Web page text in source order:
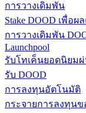
รับรางวัลการ
การวางเดิมพัน
Stake DOOD เพื่อ
การวางเดิมพัน
Launchpool
รับโทเค็นยอดนิยมผ่
รับ DOOD
การลงทุนอัตโนมัติ
กระจายการลงทุนข